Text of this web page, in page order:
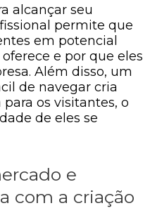
alcançar seu
permite que
em potencial
e por que eles
Além disso, um
de navegar cria
os visitantes, o
de eles se
e
com a criação